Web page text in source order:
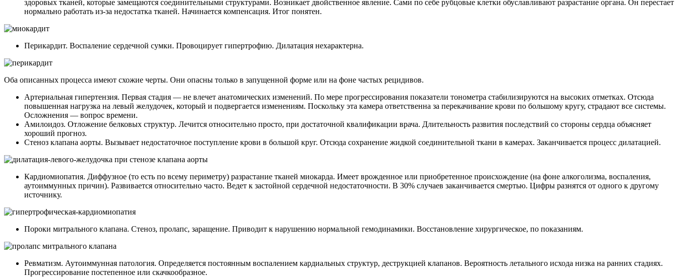
здоровых тканей, которые замещаются соединительными структурами. Возникает двойственное явление. Сами по себе рубцовые клетки обуславливают разрастание органа. Он перестает
нормально работать из-за недостатка тканей. Начинается компенсация. Итог понятен.
Перикардит. Воспаление сердечной сумки. Провоцирует гипертрофию. Дилатация нехарактерна.
Оба описанных процесса имеют схожие черты. Они опасны только в запущенной форме или на фоне частых рецидивов.
Артериальная гипертензия. Первая стадия — не влечет анатомических изменений. По мере прогрессирования показатели тонометра стабилизируются на высоких отметках. Отсюда
повышенная нагрузка на левый желудочек, который и подвергается изменениям. Поскольку эта камера ответственна за перекачивание крови по большому кругу, страдают все системы.
Осложнения — вопрос времени.
Амилоидоз. Отложение белковых структур. Лечится относительно просто, при достаточной квалификации врача. Длительность развития последствий со стороны сердца объясняет
хороший прогноз.
Стеноз клапана аорты. Вызывает недостаточное поступление крови в большой круг. Отсюда сохранение жидкой соединительной ткани в камерах. Заканчивается процесс дилатацией.
Кардиомиопатия. Диффузное (то есть по всему периметру) разрастание тканей миокарда. Имеет врожденное или приобретенное происхождение (на фоне алкоголизма, воспаления,
аутоиммунных причин). Развивается относительно часто. Ведет к застойной сердечной недостаточности. В 30% случаев заканчивается смертью. Цифры разнятся от одного к другому
источнику.
Пороки митрального клапана. Стеноз, пролапс, заращение. Приводит к нарушению нормальной гемодинамики. Восстановление хирургическое, по показаниям.
Ревматизм. Аутоиммунная патология. Определяется постоянным воспалением кардиальных структур, деструкцией клапанов. Вероятность летального исхода низка на ранних стадиях.
Прогрессирование постепенное или скачкообразное.